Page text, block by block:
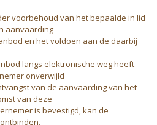
voorbehoud van het bepaalde in lid
aanvaarding
en het voldoen aan de daarbij
langs elektronische weg heeft
onverwijld
van de aanvaarding van het
van deze
is bevestigd, kan de